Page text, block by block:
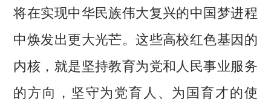
将在实现中华民族伟大复兴的中国梦进程
中焕发出更大光芒。这些高校红色基因的
内核，就是坚持教育为党和人民事业服务
的方向，坚守为党育人、为国育才的使